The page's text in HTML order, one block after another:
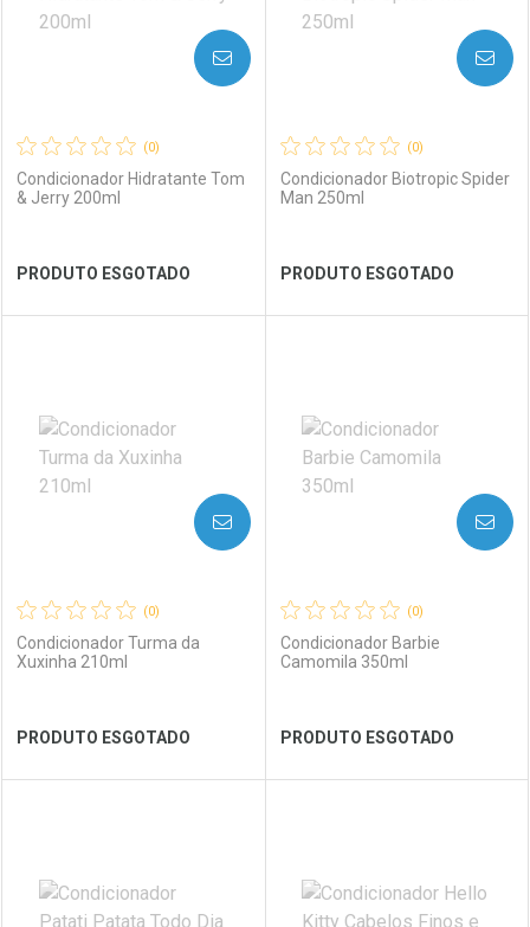
Ver Desconto Convênio Ver Desconto Convênio
(0)
Condicionador Hidratante Tom
& Jerry 200ml
PRODUTO ESGOTADO
AVISE-ME
Laboratório
Ver Desconto Convênio
Por Menos
(0)
Condicionador Biotropic Spider
Man 250ml
PRODUTO ESGOTADO
AVISE-ME
Laboratório
Ver Desconto Convênio
Por Menos
(0)
Condicionador Turma da
Xuxinha 210ml
PRODUTO ESGOTADO
AVISE-ME
Laboratório
Por Menos
(0)
Condicionador Barbie
Camomila 350ml
PRODUTO ESGOTADO
AVISE-ME
Laboratório
Por Menos